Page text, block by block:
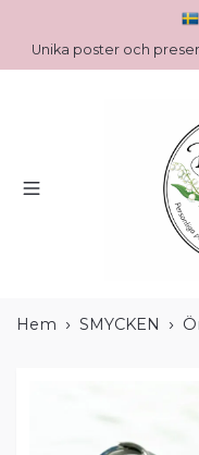
Unika poster och
Hem SMYCKEN